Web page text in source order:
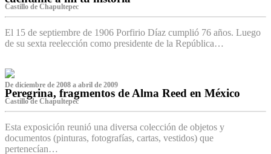
Castillo de Chapultepec
El 15 de septiembre de 1906 Porfirio Díaz cumplió 76 años. Luego
de su sexta reelección como presidente de la República…
De diciembre de 2008 a abril de 2009
Peregrina, fragmentos de Alma Reed en México
Castillo de Chapultepec
Esta exposición reunió una diversa colección de objetos y
documentos (pinturas, fotografías, cartas, vestidos) que
pertenecían…